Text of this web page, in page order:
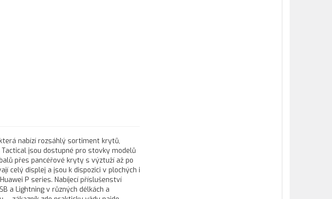
nabízí rozsáhlý sortiment krytů,
jsou dostupné pro stovky modelů
přes pancéřové kryty s výztuží až po
celý displej a jsou k dispozici v plochých i
P series. Nabíjecí příslušenství
a Lightning v různých délkách a